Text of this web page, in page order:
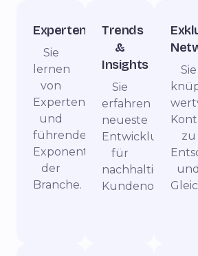
Expertenwissen
Sie
lernen
von
Experten
und
führenden
Exponenten
der
Branche.
Trends
&
Insights
Sie
erfahren
neueste
Entwicklungen
für
nachhaltige
Sie
zu
und